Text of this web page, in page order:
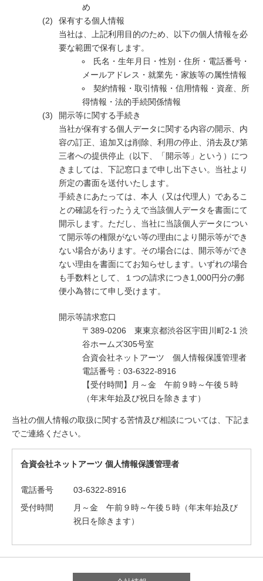
め
保有する個人情報
当社は、上記利用目的のため、以下の個人情報を必
要な範囲で保有します。
氏名・生年月日・性別・住所・電話番号・
メールアドレス・就業先・家族等の属性情報
契約情報・取引情報・信用情報・資産、所
得情報・法的手続関係情報
開示等に関する手続き
当社が保有する個人データに関する内容の開示、内
容の訂正、追加又は削除、利用の停止、消去及び第
三者への提供停止（以下、「開示等」という）につ
きましては、下記窓口まで申し出下さい。当社より
所定の書面を送付いたします。
手続きにあたっては、本人（又は代理人）であるこ
との確認を行ったうえで当該個人データを書面にて
開示します。ただし、当社に当該個人データについ
て開示等の権限がない等の理由により開示等ができ
ない場合があります。その場合には、開示等ができ
ない理由を書面にてお知らせします。いずれの場合
も手数料として、１つの請求につき1,000円分の郵
便小為替にて申し受けます。
開示等請求窓口
〒389-0206 東東京都渋谷区宇田川町2-1 渋
谷ホームズ305号室
合資会社ネットアーツ 個人情報保護管理者
電話番号：03-6322-8916
【受付時間】月～金 午前９時～午後５時
（年末年始及び祝日を除きます）
当社の個人情報の取扱に関する苦情及び相談については、下記ま
でご連絡ください。
合資会社ネットアーツ 個人情報保護管理者
電話番号
03-6322-8916
受付時間
月～金 午前９時～午後５時（年末年始及び
祝日を除きます）